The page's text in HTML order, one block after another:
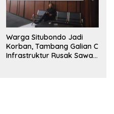
Warga Situbondo Jadi
Korban, Tambang Galian C
Infrastruktur Rusak Sawah